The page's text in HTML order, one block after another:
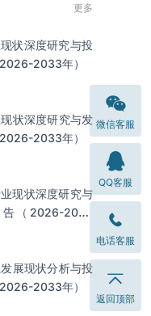
更多
状深度研究与投
2033年）
状深度研究与发
2033年）
现状深度研究与
（2026-2033
展现状分析与投
2033年）
微信客服
QQ客服
电话客服
返回顶部